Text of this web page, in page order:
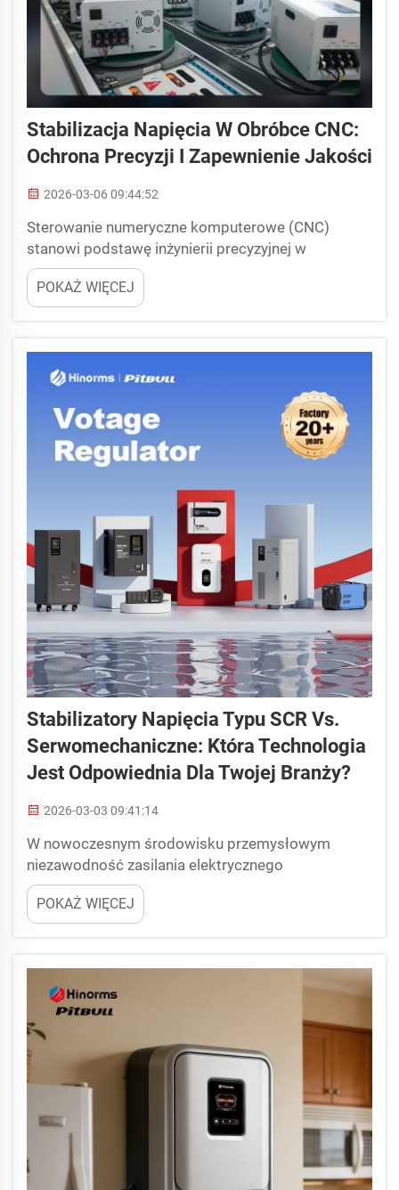
Stabilizacja Napięcia W Obróbce CNC:
Ochrona Precyzji I Zapewnienie Jakości
2026-03-06 09:44:52
Sterowanie numeryczne komputerowe (CNC)
stanowi podstawę inżynierii precyzyjnej w
obecnych warunkach produkcyjnych. Za pomocą
tych zaawansowanych maszyn tworzy się
przedmioty fizyczne na podstawie cyfrowych
POKAŻ WIĘCEJ
Stabilizatory Napięcia Typu SCR Vs.
Serwomechaniczne: Która Technologia
Jest Odpowiednia Dla Twojej Branży?
2026-03-03 09:41:14
W nowoczesnym środowisku przemysłowym
niezawodność zasilania elektrycznego
bezpośrednio decyduje o produktywności oraz
czasie życia urządzeń. Jednym z najczęstszych
problemów są wahania napięcia, a wybór
POKAŻ WIĘCEJ